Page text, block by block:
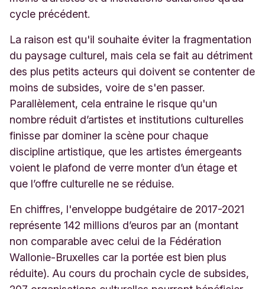
cycle précédent.
La raison est qu'il souhaite éviter la fragmentation
du paysage culturel, mais cela se fait au détriment
des plus petits acteurs qui doivent se contenter de
moins de subsides, voire de s'en passer.
Parallèlement, cela entraine le risque qu'un
nombre réduit d’artistes et institutions culturelles
finisse par dominer la scène pour chaque
discipline artistique, que les artistes émergeants
voient le plafond de verre monter d’un étage et
que l’offre culturelle ne se réduise.
En chiffres, l'enveloppe budgétaire de 2017-2021
représente 142 millions d’euros par an (montant
non comparable avec celui de la Fédération
Wallonie-Bruxelles car la portée est bien plus
réduite). Au cours du prochain cycle de subsides,